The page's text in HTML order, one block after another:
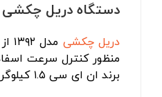
دستگاه دریل چکشی
دریل چکشی مدل ۱۳۹۲ از
برند ان ای سی ۱.۵ کیلوگرم وزن دارد و با ۲۴ ماه گارانتی طلایی به فروش می‌رسد.